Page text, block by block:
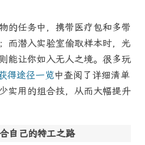
的任务中，携带医疗包和多带
而潜入实验室偷取样本时，光
能让你如入无人之境。很多玩
得途径一览中查阅了详细清单
实用的组合技，从而大幅提升
自己的特工之路